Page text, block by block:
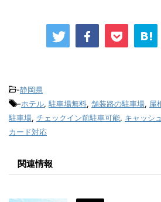
-静岡県
-ホテル,駐車場無料, 舗装路の駐車場, 屋
駐車場, チェックイン前駐車可能, キャッシ
カード対応
関連情報